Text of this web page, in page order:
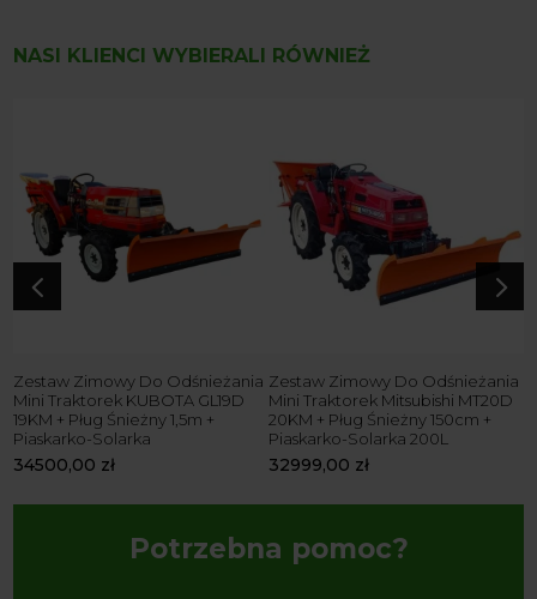
NASI KLIENCI WYBIERALI RÓWNIEŻ
4
Zestaw Zimowy Do Odśnieżania
Mini Traktorek KUBOTA GL19D
19KM + Pług Śnieżny 1,5m +
Piaskarko-Solarka
34500,00 zł
Zestaw Zimowy Do Odśnieżania
Mini Traktorek Mitsubishi MT20D
20KM + Pług Śnieżny 150cm +
Piaskarko-Solarka 200L
32999,00 zł
5
Potrzebna pomoc?